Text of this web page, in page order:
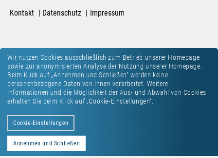
Wir nutzen Cookies ausschließlich zum Betrieb unserer Homepage
sowie zur anonymisierten Analyse der Nutzung unserer Homepage.
Beim Klick auf „Annehmen und Schließen“ werden keine
personenbezogene Daten von Ihnen verarbeitet. Weitere
Informationen und die Möglichkeit der Aus- und Abwahl von Cookies
erhalten Sie beim Klick auf „Cookie-Einstellungen“.
Cookie-Einstellungen
Annehmen und Schließen
Kontakt Datenschutz Impressum